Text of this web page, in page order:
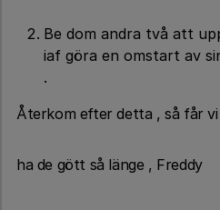
Be dom andra två att
iaf göra en omstart av
.
Återkom efter detta , så får
ha de gött så länge , Freddy